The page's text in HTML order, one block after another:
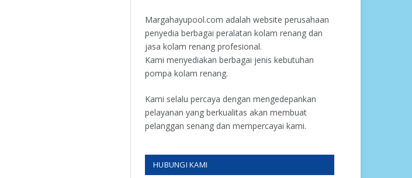
Margahayupool.com adalah website perusahaan
penyedia berbagai peralatan kolam renang dan
jasa kolam renang profesional.
Kami menyediakan berbagai jenis kebutuhan
pompa kolam renang.
Kami selalu percaya dengan mengedepankan
pelayanan yang berkualitas akan membuat
pelanggan senang dan mempercayai kami.
HUBUNGI KAMI